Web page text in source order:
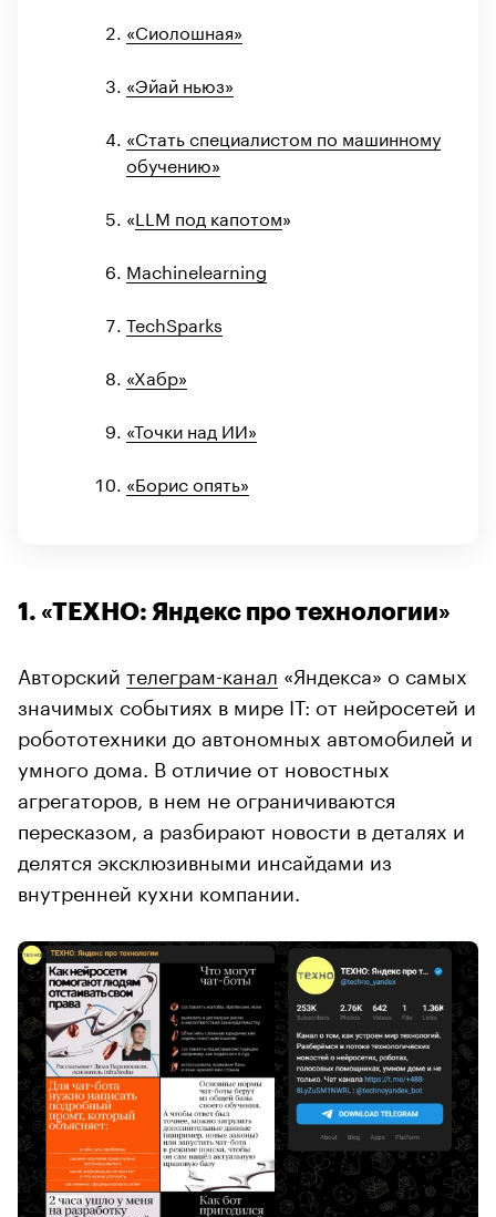
«Сиолошная»
«Эйай ньюз»
«Стать специалистом по машинному
обучению»
«LLM под капотом»
Machinelearning
TechSparks
«Хабр»
«Точки над ИИ»
«Борис опять»
1. «ТЕХНО: Яндекс про технологии»
Авторский телеграм-канал «Яндекса» о самых
значимых событиях в мире IT: от нейросетей и
робототехники до автономных автомобилей и
умного дома. В отличие от новостных
агрегаторов, в нем не ограничиваются
пересказом, а разбирают новости в деталях и
делятся эксклюзивными инсайдами из
внутренней кухни компании.